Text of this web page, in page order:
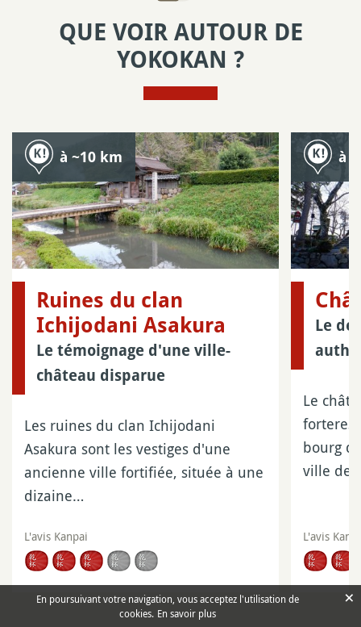
QUE VOIR AUTOUR DE
YOKOKAN ?
à ~10 km
Ruines du clan
Ichijodani Asakura
Le témoignage d'une ville-
château disparue
Les ruines du clan Ichijodani
Asakura sont les vestiges d'une
ancienne ville fortifiée, située à une
dizaine…
L'avis Kanpai
à
Le
Le
bourg
ville
L'avis
En poursuivant votre navigation, vous acceptez l'utilisation de
cookies. En savoir plus
×